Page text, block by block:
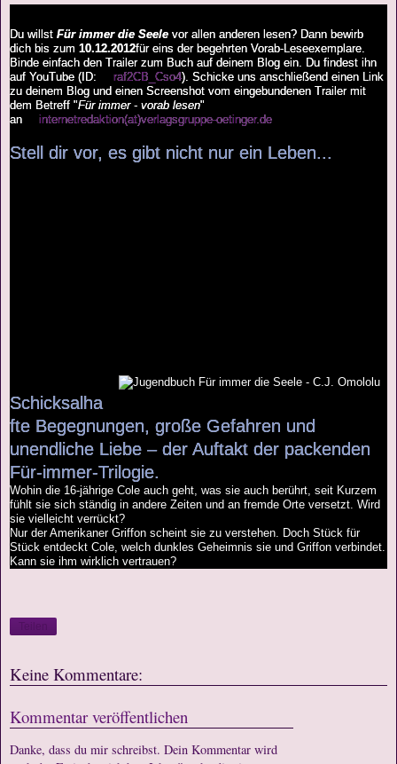
Du willst Für immer die Seele vor allen anderen lesen? Dann bewirb
dich bis zum 10.12.2012für eins der begehrten Vorab-Leseexemplare.
Binde einfach den Trailer zum Buch auf deinem Blog ein. Du findest ihn
auf YouTube (ID:
raf2CB_Cso4). Schicke uns anschließend einen Link
zu deinem Blog und einen Screenshot vom eingebundenen Trailer mit
dem Betreff "Für immer - vorab lesen"
an
internetredaktion(at)verlagsgruppe-oetinger.de
Stell dir vor, es gibt nicht nur ein Leben...
Schicksalha
fte Begegnungen, große Gefahren und
unendliche Liebe – der Auftakt der packenden
Für-immer-Trilogie.
Wohin die 16-jährige Cole auch geht, was sie auch berührt, seit Kurzem
fühlt sie sich ständig in andere Zeiten und an fremde Orte versetzt. Wird
sie vielleicht verrückt?
Nur der Amerikaner Griffon scheint sie zu verstehen. Doch Stück für
Stück entdeckt Cole, welch dunkles Geheimnis sie und Griffon verbindet.
Kann sie ihm wirklich vertrauen?
Keine Kommentare:
Kommentar veröffentlichen
Danke, dass du mir schreibst. Dein Kommentar wird